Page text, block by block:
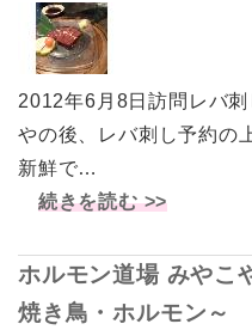
2012年6月8日訪問レバ
やの後、レバ刺し予約の
新鮮で…
続きを読む >>
ホルモン道場 みや
焼き鳥・ホルモン～